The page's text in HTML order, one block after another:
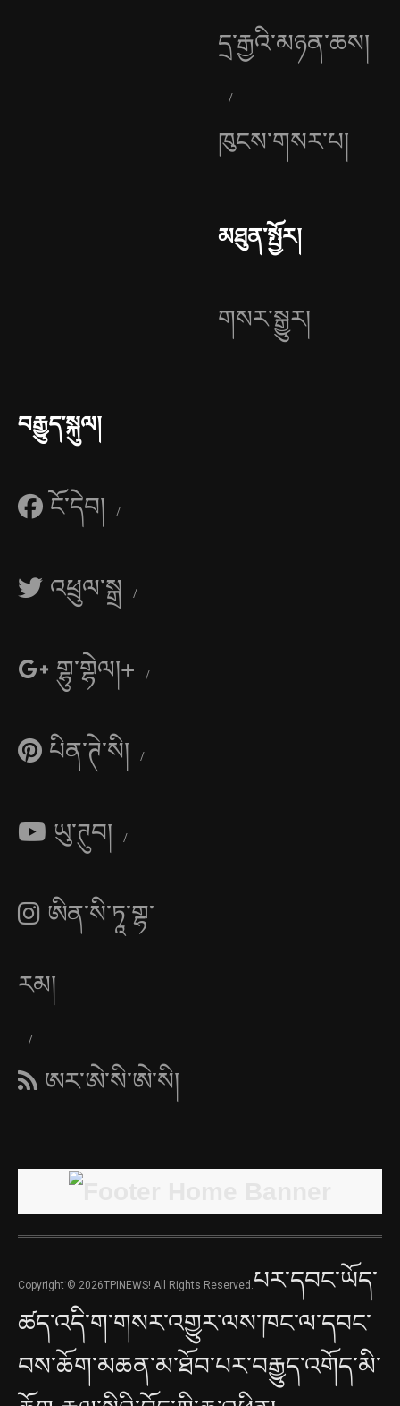
དྲ་རྒྱའི་མཉན་ཆས།
ཁུངས་གསར་པ།
མཐུན་སྤྱོར།
གསར་སྒྱུར།
བརྒྱུད་སྐུལ།
ངོ་དེབ།
འཕྲུལ་སྒྲ
གྷུ་གྷེལ།+
པིན་ཊེ་སི།
ཡུ་ཊུབ།
ཨིན་སི་ཏཱ་གྷ་
རམ།
ཨར་ཨེ་སི་ཨེ་སི།
Copyright་© 2026TPINEWS! All Rights Reserved. པར་དབང་ཡོད་
ཚད་འདི་ག་གསར་འགྱུར་ལས་ཁང་ལ་དབང་
བས་ཆོག་མཆན་མ་ཐོབ་པར་བརྒྱུད་འགོད་མི་